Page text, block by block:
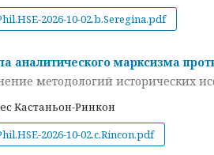
2026-10-02.b.Seregina.pdf
аналитического марксизма
методологий исторических
Кастаньон-Ринкон
2026-10-02.c.Rincon.pdf